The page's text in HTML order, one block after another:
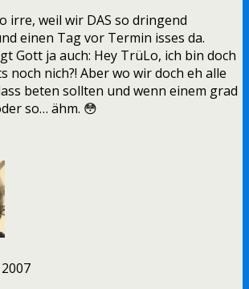
irre, weil wir DAS so dringend
einen Tag vor Termin isses da.
Gott ja auch: Hey TrüLo, ich bin doch
noch nich?! Aber wo wir doch eh alle
beten sollten und wenn einem grad
so… ähm. 😳